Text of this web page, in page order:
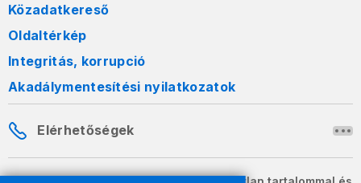
Közadatkereső
Oldaltérkép
Integritás, korrupció
Akadálymentesítési nyilatkozatok
Elérhetőségek